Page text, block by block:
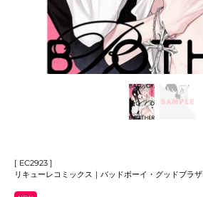
[ EC2923 ]
リキューレコミックス｜バッドボーイ・グッドブラ